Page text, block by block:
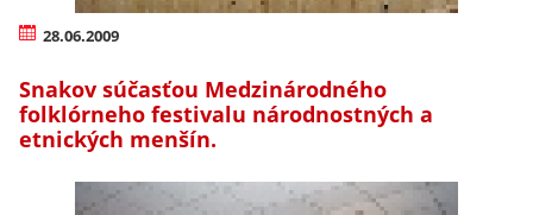
28.06.2009
Snakov súčasťou Medzinárodného
folklórneho festivalu národnostných a
etnických menšín.